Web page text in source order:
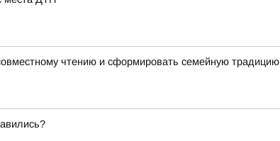
чтению и сформировать семейную традицию